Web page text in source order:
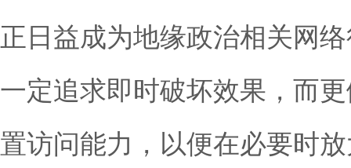
正日益成为地缘政治相关网
一定追求即时破坏效果，而
置访问能力，以便在必要时